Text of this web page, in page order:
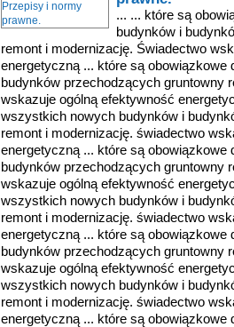
... ... które są
budynków i
remont i modernizację. Świadectwo
energetyczną ... które są
budynków przechodzących gruntowny
wskazuje ogólną efektywność
wszystkich nowych budynków i
remont i modernizację. świadectwo
energetyczną ... które są
budynków przechodzących gruntowny
wskazuje ogólną efektywność
wszystkich nowych budynków i
remont i modernizację. świadectwo
energetyczną ... które są
budynków przechodzących gruntowny
wskazuje ogólną efektywność
wszystkich nowych budynków i
remont i modernizację. świadectwo
energetyczną ... które są